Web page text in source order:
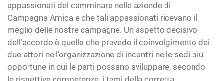
appassionati del camminare nelle aziende di
Campagna Amica e che tali appassionati ricevano il
meglio delle nostre campagne. Un aspetto decisivo
dell’accordo è quello che prevede il coinvolgimento dei
due attori nell’organizzazione di incontri nelle sedi più
opportune in cui le parti possano sviluppare, secondo
le rispettive competenze, i temi della corretta